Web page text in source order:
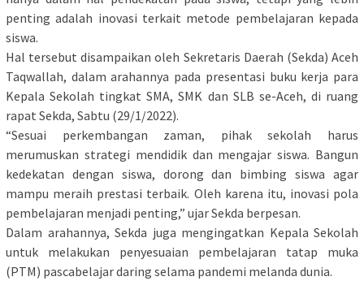
penting adalah inovasi terkait metode pembelajaran kepada
siswa.
Hal tersebut disampaikan oleh Sekretaris Daerah (Sekda) Aceh
Taqwallah, dalam arahannya pada presentasi buku kerja para
Kepala Sekolah tingkat SMA, SMK dan SLB se-Aceh, di ruang
rapat Sekda, Sabtu (29/1/2022).
“Sesuai perkembangan zaman, pihak sekolah harus
merumuskan strategi mendidik dan mengajar siswa. Bangun
kedekatan dengan siswa, dorong dan bimbing siswa agar
mampu meraih prestasi terbaik. Oleh karena itu, inovasi pola
pembelajaran menjadi penting,” ujar Sekda berpesan.
Dalam arahannya, Sekda juga mengingatkan Kepala Sekolah
untuk melakukan penyesuaian pembelajaran tatap muka
(PTM) pascabelajar daring selama pandemi melanda dunia.